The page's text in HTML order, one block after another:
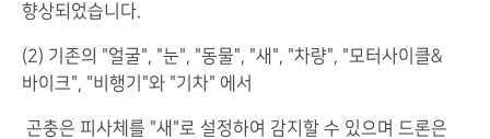
향상되었습니다.
(2) 기존의 "얼굴", "눈", "동물", "새", "차량", "모터사이클&
바이크", "비행기"와 "기차" 에서
곤충은 피사체를 "새"로 설정하여 감지할 수 있으며 드론은